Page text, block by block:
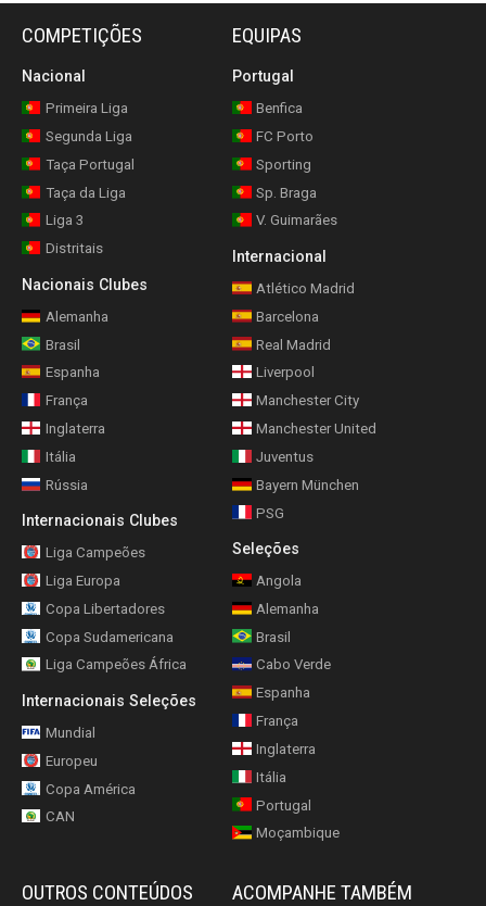
COMPETIÇÕES
Nacional
Primeira Liga
Segunda Liga
Taça Portugal
Taça da Liga
Liga 3
Distritais
Nacionais Clubes
Alemanha
Brasil
Espanha
França
Inglaterra
Itália
Rússia
Internacionais Clubes
Liga Campeões
Liga Europa
Copa Libertadores
Copa Sudamericana
Liga Campeões África
Internacionais Seleções
Mundial
Europeu
Copa América
CAN
EQUIPAS
Portugal
Benfica
FC Porto
Sporting
Sp. Braga
V. Guimarães
Internacional
Atlético Madrid
Barcelona
Real Madrid
Liverpool
Manchester City
Manchester United
Juventus
Bayern München
PSG
Seleções
Angola
Alemanha
Brasil
Cabo Verde
Espanha
França
Inglaterra
Itália
Portugal
Moçambique
OUTROS CONTEÚDOS ACOMPANHE TAMBÉM